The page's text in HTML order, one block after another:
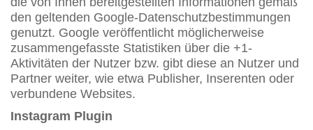
den geltenden Google-Datenschutzbestimmungen
genutzt. Google veröffentlicht möglicherweise
zusammengefasste Statistiken über die +1-
Aktivitäten der Nutzer bzw. gibt diese an Nutzer und
Partner weiter, wie etwa Publisher, Inserenten oder
verbundene Websites.
Instagram Plugin